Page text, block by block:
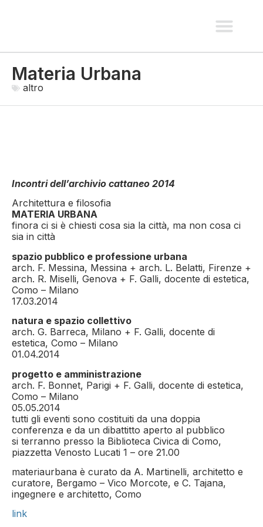
Materia Urbana
altro
Incontri dell’archivio cattaneo 2014
Architettura e filosofia
MATERIA URBANA
finora ci si è chiesti cosa sia la città, ma non cosa ci
sia in città
spazio pubblico e professione urbana
arch. F. Messina, Messina + arch. L. Belatti, Firenze +
arch. R. Miselli, Genova + F. Galli, docente di estetica,
Como – Milano
17.03.2014
natura e spazio collettivo
arch. G. Barreca, Milano + F. Galli, docente di
estetica, Como – Milano
01.04.2014
progetto e amministrazione
arch. F. Bonnet, Parigi + F. Galli, docente di estetica,
Como – Milano
05.05.2014
tutti gli eventi sono costituiti da una doppia
conferenza e da un dibattitto aperto al pubblico
si terranno presso la Biblioteca Civica di Como,
piazzetta Venosto Lucati 1 – ore 21.00
materiaurbana è curato da A. Martinelli, architetto e
curatore, Bergamo – Vico Morcote, e C. Tajana,
ingegnere e architetto, Como
link